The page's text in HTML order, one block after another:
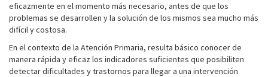
eficazmente en el momento más necesario, antes de que los
problemas se desarrollen y la solución de los mismos sea mucho más
difícil y costosa.
En el contexto de la Atención Primaria, resulta básico conocer de
manera rápida y eficaz los indicadores suficientes que posibiliten
detectar dificultades y trastornos para llegar a una intervención